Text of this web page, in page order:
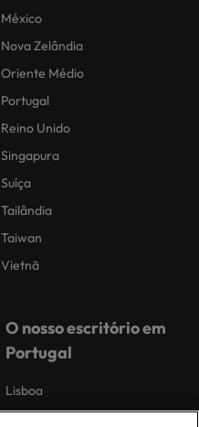
México
Nova Zelândia
Oriente Médio
Portugal
Reino Unido
Singapura
Suíça
Tailândia
Taiwan
Vietnã
O nosso escritório em
Portugal
Lisboa